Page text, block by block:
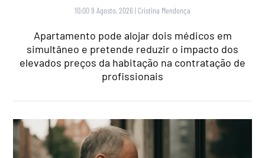
10:00 9 Agosto, 2026 | Cristina Mendonça
Apartamento pode alojar dois médicos em
simultâneo e pretende reduzir o impacto dos
elevados preços da habitação na contratação de
profissionais